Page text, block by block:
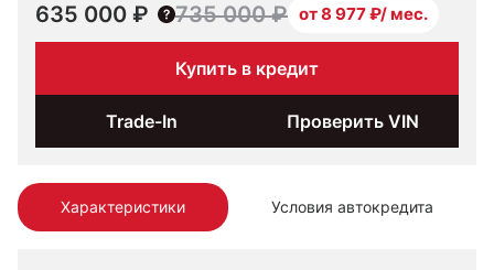
Характеристики Условия автокредита
635 000 ₽ 735 000 ₽ от 8 977 ₽/ мес.
Купить в кредит
Trade-In Проверить VIN